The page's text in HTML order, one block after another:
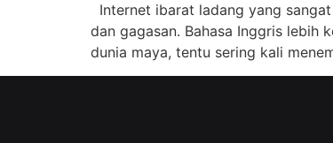
Internet ibarat ladang yang
dan gagasan. Bahasa Inggris lebih
dunia maya, tentu sering kali